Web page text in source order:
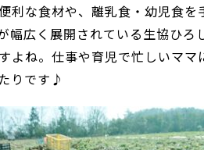
利な食材や、離乳食・幼児食
広く展開されている生協ひろ
よね。仕事や育児で忙しいマ
りです♪